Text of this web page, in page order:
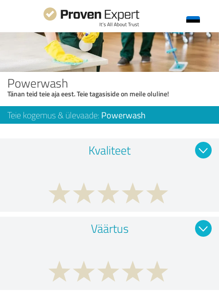
Powerwash
Tänan teid teie aja eest. Teie tagasiside on meile oluline!
Teie kogemus & ülevaade: Powerwash
Kvaliteet
Väärtus